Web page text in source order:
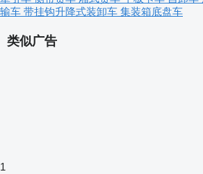
类似广告
1
输车 带挂钩升降式装卸车 集装箱底盘车